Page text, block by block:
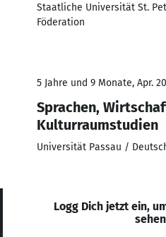
Staatliche Universität St.
Föderation
5 Jahre und 9 Monate, Apr.
Sprachen,
Kulturraumstudien
Universität Passau /
Logg Dich jetzt ein,